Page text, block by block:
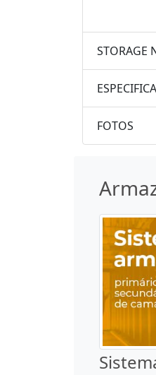
STORAGE
FOTOS